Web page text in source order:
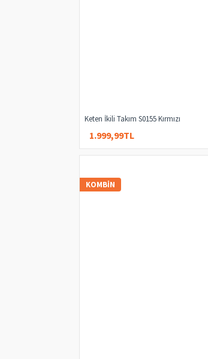
Keten İkili Takım S0155 Kırmızı
1.999,99TL
KOMBIN